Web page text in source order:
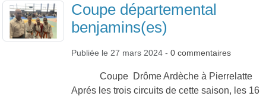
Coupe départemental
benjamins(es)
Publiée le 27 mars 2024 - 0 commentaires
Coupe Drôme Ardèche à Pierrelatte
Aprés les trois circuits de cette saison, les 16